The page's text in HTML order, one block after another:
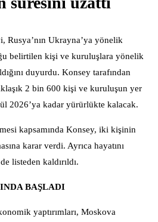
Ukrayna’ya yönelik
belirtilen kişi ve kuruluşlara yönelik
duyurdu. Konsey tarafından
2 bin 600 kişi ve kuruluşun yer
2026’ya kadar yürürlükte kalacak.
kapsamında Konsey, iki kişinin
karar verdi. Ayrıca hayatını
listeden kaldırıldı.
BAŞLADI
yaptırımları, Moskova